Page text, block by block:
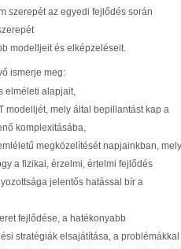
szerepét az egyedi fejlődés során
modelljeit és elképzeléseit.
ismerje meg:
elméleti alapjait,
modelljét, mely által bepillantást kap a
komplexitásába,
megközelítését napjainkban, mely
a fizikai, érzelmi, értelmi fejlődés
jelentős hatással bír a
fejlődése, a hatékonyabb
stratégiák elsajátítása, a problémákkal